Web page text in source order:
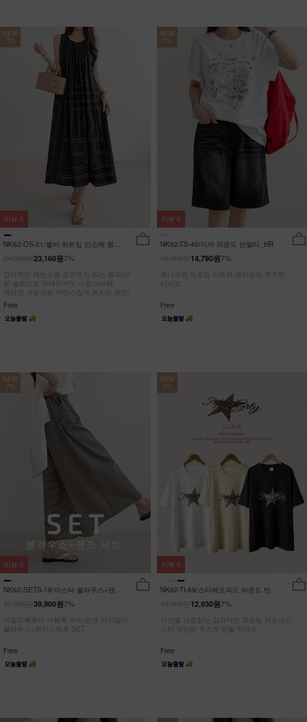
NEW
7%
NK62-OS-21/벨비 뒤트임 민소매 원피
7%
23,160원
감각적인 패턴으로 포인트가 되는 원피스!
뒷 슬릿으로 뒤태마저도 사랑스러워!
넥라인 셔링으로 자연스럽게 퍼지는 라인!
Free
리뷰 0
NEW
7%
NK62-TS-40/미야 라운드 반팔티_HR
7%
14,790원
유니크한 드로잉 아트와 레터링의 루즈핏
티셔츠
Free
리뷰 0
NEW
7%
NK62-SETS-18/아스타 블라우스+팬츠
7%
39,900원
데일리룩부터 여행룩 까지,린넨 터치감의
블라우스+와이드팬츠 SET
Free
리뷰 0
NEW
7%
NK62-TI-89/스타레오파드 라운드 반팔
7%
12,930원
시선을 사로잡는 감각적인 프린팅 레오파드
스타 프린팅 루즈핏 반팔 티셔츠
Free
리뷰 0